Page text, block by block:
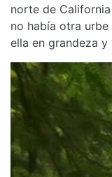
norte de
no había otra
ella en grandeza y